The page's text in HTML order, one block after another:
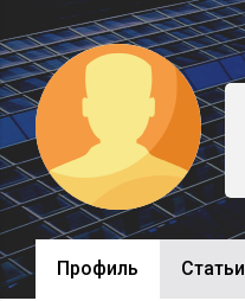
Профиль Cтатьи